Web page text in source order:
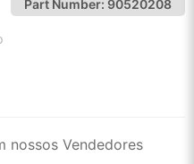
Part Number: 90520208
nossos Vendedores